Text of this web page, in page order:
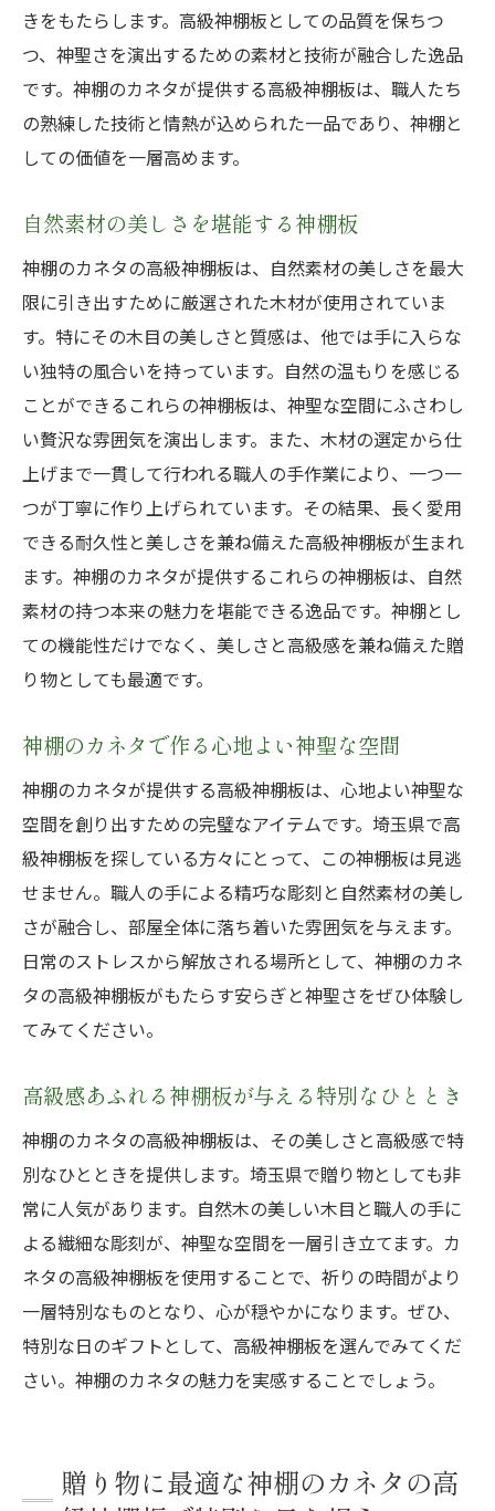
神聖な空間を引き立てる木目の美
自然な木目がもたらす心地よさ
神棚のカネタの高級神棚板が贈る和風モダンな
インテリアの美
和風モダンなデザインの魅力
現代空間に合う伝統の神棚板
高級神棚板で作る和モダンの美
インテリアとしての神棚板の役割
神棚のカネタが生み出す新しい美
神棚のカネタの高級神棚板で作る心地よい温か
みのある空間
温かみのある空間を作る秘訣
神棚板がもたらす心地よい雰囲気
伝統の温もりを感じる空間づくり
神棚のカネタが提供する心地よさ
高級神棚板で作る安心感のある場所
自然素材の温もりを活かした空間
る神聖な空間
長く愛される神棚板の秘密
耐久性と美しさを兼ね備えた神棚板
神棚のカネタの信頼性
長年使える高級神棚板の魅力
愛され続ける理由を探る
神聖な空間を支える高級神棚板
きをもたらします。高級神棚板としての品質を保ちつ
つ、神聖さを演出するための素材と技術が融合した逸品
です。神棚のカネタが提供する高級神棚板は、職人たち
の熟練した技術と情熱が込められた一品であり、神棚と
しての価値を一層高めます。
自然素材の美しさを堪能する神棚板
神棚のカネタの高級神棚板は、自然素材の美しさを最大
限に引き出すために厳選された木材が使用されていま
す。特にその木目の美しさと質感は、他では手に入らな
い独特の風合いを持っています。自然の温もりを感じる
ことができるこれらの神棚板は、神聖な空間にふさわし
い贅沢な雰囲気を演出します。また、木材の選定から仕
上げまで一貫して行われる職人の手作業により、一つ一
つが丁寧に作り上げられています。その結果、長く愛用
できる耐久性と美しさを兼ね備えた高級神棚板が生まれ
ます。神棚のカネタが提供するこれらの神棚板は、自然
素材の持つ本来の魅力を堪能できる逸品です。神棚とし
ての機能性だけでなく、美しさと高級感を兼ね備えた贈
り物としても最適です。
神棚のカネタで作る心地よい神聖な空間
神棚のカネタが提供する高級神棚板は、心地よい神聖な
空間を創り出すための完璧なアイテムです。埼玉県で高
級神棚板を探している方々にとって、この神棚板は見逃
せません。職人の手による精巧な彫刻と自然素材の美し
さが融合し、部屋全体に落ち着いた雰囲気を与えます。
日常のストレスから解放される場所として、神棚のカネ
タの高級神棚板がもたらす安らぎと神聖さをぜひ体験し
てみてください。
高級感あふれる神棚板が与える特別なひととき
神棚のカネタの高級神棚板は、その美しさと高級感で特
別なひとときを提供します。埼玉県で贈り物としても非
常に人気があります。自然木の美しい木目と職人の手に
よる繊細な彫刻が、神聖な空間を一層引き立てます。カ
ネタの高級神棚板を使用することで、祈りの時間がより
一層特別なものとなり、心が穏やかになります。ぜひ、
特別な日のギフトとして、高級神棚板を選んでみてくだ
さい。神棚のカネタの魅力を実感することでしょう。
贈り物に最適な神棚のカネタの高